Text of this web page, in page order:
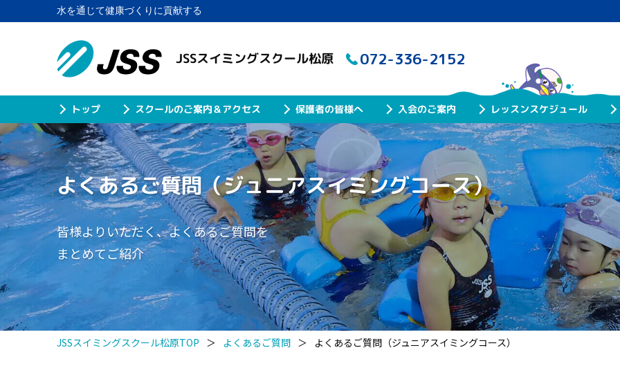
水を通じて健康づくりに貢献する
JSSスイミングスクール松原 072-336-2152
トップ スクールのご案内＆アクセス 保護者の皆様へ 入会のご案内 レッスンスケジュール
よくあるご質問（ジュニアスイミングコース）
皆様よりいただく、よくあるご質問を
まとめてご紹介
JSSスイミングスクール松原TOP ＞ よくあるご質問 ＞ よくあるご質問（ジュニアスイミングコース）